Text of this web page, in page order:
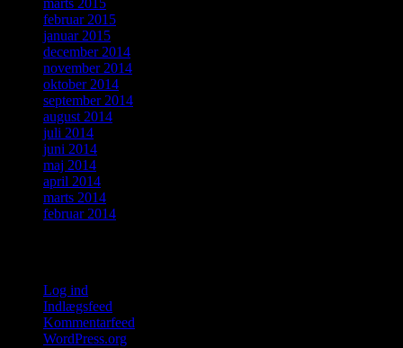
marts 2015
februar 2015
januar 2015
december 2014
november 2014
oktober 2014
september 2014
august 2014
juli 2014
juni 2014
maj 2014
april 2014
marts 2014
februar 2014
Log ind
Indlægsfeed
Kommentarfeed
WordPress.org